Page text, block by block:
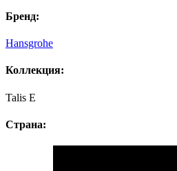
Бренд:
Hansgrohe
Коллекция:
Talis E
Страна: